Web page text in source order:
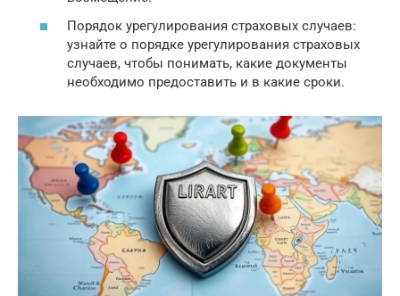
Порядок урегулирования страховых случаев:
узнайте о порядке урегулирования страховых
случаев, чтобы понимать, какие документы
необходимо предоставить и в какие сроки.